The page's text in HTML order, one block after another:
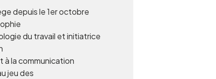
depuis le 1er octobre
du travail et initiatrice
à la communication
jeu des